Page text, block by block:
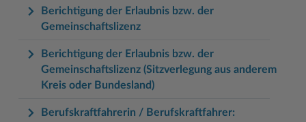
Berichtigung der Erlaubnis bzw. der
Gemeinschaftslizenz
Berichtigung der Erlaubnis bzw. der
Gemeinschaftslizenz (Sitzverlegung aus anderem
Kreis oder Bundesland)
Berufskraftfahrerin / Berufskraftfahrer: